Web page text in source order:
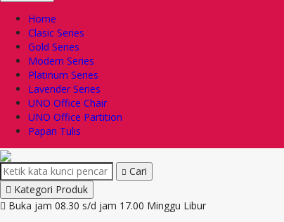
Home
Clasic Series
Gold Series
Modern Series
Platinum Series
Lavender Series
UNO Office Chair
UNO Office Partition
Papan Tulis
Cari
Kategori Produk
Buka jam 08.30 s/d jam 17.00 Minggu Libur